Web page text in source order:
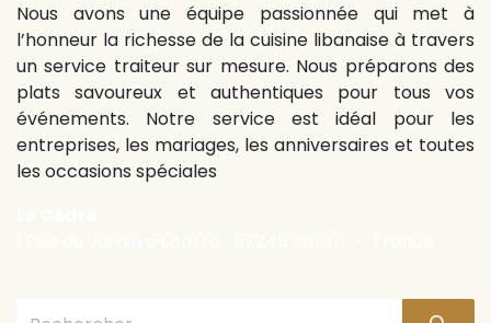
Nous avons une équipe passionnée qui met à
l’honneur la richesse de la cuisine libanaise à travers
un service traiteur sur mesure. Nous préparons des
plats savoureux et authentiques pour tous vos
événements. Notre service est idéal pour les
entreprises, les mariages, les anniversaires et toutes
les occasions spéciales